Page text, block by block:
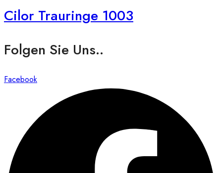
Cilor Trauringe 1003
Folgen Sie Uns..
Facebook